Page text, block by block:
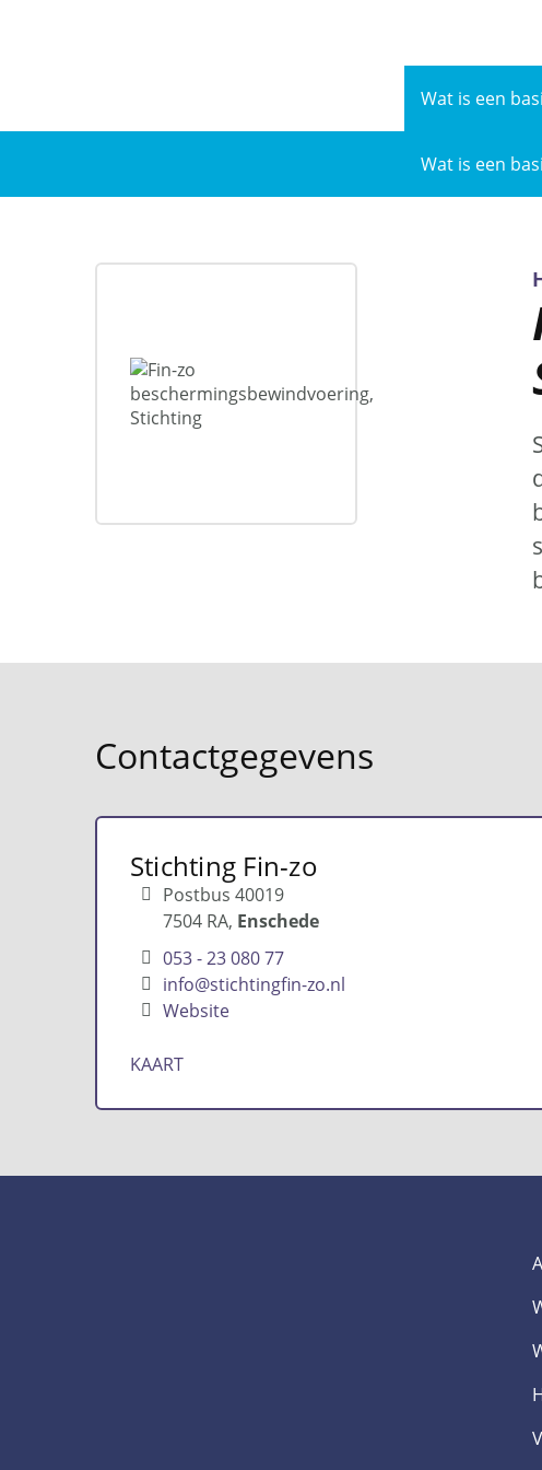
Wat is een
Wat is een
Contactgegevens
Stichting Fin-zo
Postbus 40019
7504 RA Enschede
053 - 23 080 77
info@stichtingfin-zo.nl
Website
KAART